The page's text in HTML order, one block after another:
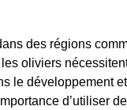
des régions
les oliviers
le développement
d’utiliser